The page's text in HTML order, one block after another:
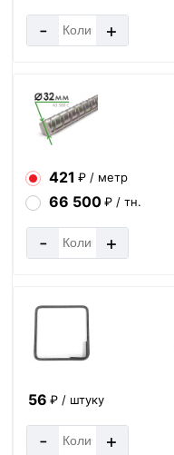
- +
421 ₽ / метр
66 500₽ / тн.
- +
56 ₽ / штуку
- +